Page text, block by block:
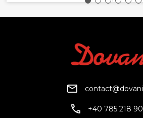
+40 785 218